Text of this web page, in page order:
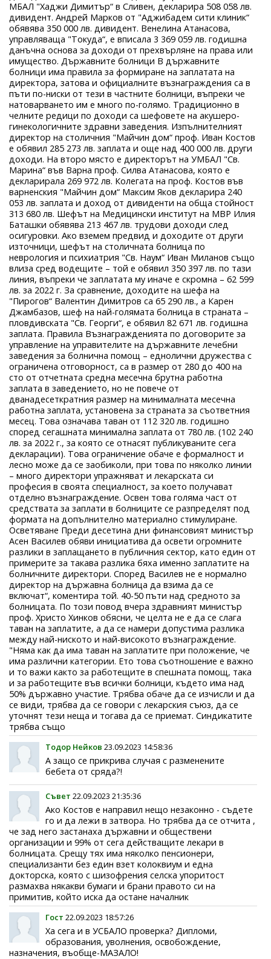
МБАЛ "Хаджи Димитър“ в Сливен, декларира 508 058 лв.
дивидент. Андрей Марков от "Аджибадем сити клиник“
обявява 350 000 лв. дивидент. Венелина Атанасова,
управляваща "Токуда“, е вписала 3 369 059 лв. годишна
данъчна основа за доходи от прехвърляне на права или
имущество. Държавните болници В държавните
болници има правила за формиране на заплатата на
директора, затова и официалните възнаграждения са в
пъти по-ниски от тези в частните болници, въпреки че
натоварването им е много по-голямо. Традиционно в
челните редици по доходи са шефовете на акушеро-
гинекологичните здравни заведения. Изпълнителният
директор на столичния "Майчин дом“ проф. Иван Костов
е обявил 285 273 лв. заплата и още над 400 000 лв. други
доходи. На второ място е директорът на УМБАЛ "Св.
Марина“ във Варна проф. Силва Атанасова, която е
декларирала 269 972 лв. Колегата на проф. Костов във
варненския "Майчин дом“ Максим Яков декларира 240
053 лв. заплата и доход от дивиденти на обща стойност
313 680 лв. Шефът на Медицински институт на МВР Илия
Баташки обявява 213 467 лв. трудови доходи след
осигуровки. Ако вземем предвид и доходите от други
източници, шефът на столичната болница по
неврология и психиатрия "Св. Наум“ Иван Миланов също
влиза сред водещите – той е обявил 350 397 лв. по тази
линия, въпреки че заплатата му иначе е скромна – 62 599
лв. за 2022 г. За сравнение, доходите на шефа на
"Пирогов“ Валентин Димитров са 65 290 лв., а Карен
Джамбазов, шеф на най-голямата болница в страната –
пловдивската "Св. Георги“, е обявил 82 671 лв. годишна
заплата. Правила Възнагражденията по договорите за
управление на управителите на държавните лечебни
заведения за болнична помощ – еднолични дружества с
ограничена отговорност, са в размер от 280 до 400 на
сто от отчетната средна месечна брутна работна
заплата в заведението, но не повече от
дванадесеткратния размер на минималната месечна
работна заплата, установена за страната за съответния
месец. Това означава таван от 112 320 лв. годишно
според сегашната минимална заплата от 780 лв. (102 240
лв. за 2022 г., за която се отнасят публикуваните сега
декларации). Това ограничение обаче е формалност и
лесно може да се заобиколи, при това по няколко линии
– много директори упражняват и лекарската си
професия в своята специалност, за което получават
отделно възнаграждение. Освен това голяма част от
средствата за заплати в болниците се разпределят под
формата на допълнително материално стимулиране.
Осветяване Преди десетина дни финансовият министър
Асен Василев обяви инициатива да освети огромните
разлики в заплащането в публичния сектор, като един от
примерите за такава разлика бяха именно заплатите на
болничните директори. Според Василев не е нормално
директор на държавна болница да взима да се
включат“, коментира той. 40-50 пъти над средното за
болницата. По този повод вчера здравният министър
проф. Христо Хинков обясни, че целта не е да се слага
таван на заплатите, а да се намери допустима разлика
между най-ниското и най-високото възнаграждение.
"Няма как да има таван на заплатите при положение, че
има различни категории. Ето това съотношение е важно
и то важи както за работещите в спешната помощ, така
и за работещите във всички болници, където има над
50% държавно участие. Трябва обаче да се изчисли и да
се види, трябва да се говори с лекарския съюз, да се
уточнят тези неща и тогава да се приемат. Синдикатите
трябва също
Тодор Нейков 23.09.2023 14:58:36
А защо се прикрива случая с разменените
бебета от сряда?!
Съвет 22.09.2023 21:35:36
Ако Костов е направил нещо незаконно - съдете
го и да лежи в затвора. Но трябва да се отчита ,
че зад него застанаха държавни и обществени
организации и 99% от сега действащите лекари в
болницата. Срещу тях има няколко пенсионери,
специализанти без един взет колоквиум и една
докторска, която с шизофрения селска упоритост
размахва някакви бумаги и брани правото си на
примитив, който иска да остане началник
Гост 22.09.2023 18:57:26
Ха сега и в УСБАЛО проверка? Дипломи,
образования, уволнения, освобождение,
назначения, въобще-МАЗАЛО!